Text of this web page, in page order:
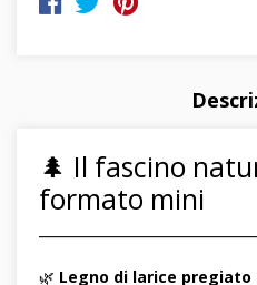
🌲 Il fascino
formato mini
🌿 Legno di larice